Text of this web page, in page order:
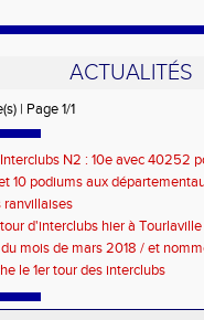
ACTUALITÉS
| Page 1/1
N2 : 10e avec 40252
10 podiums aux
ranvillaises
tour d'interclubs hier à Tourlaville
mois de mars 2018 / et
le 1er tour des interclubs